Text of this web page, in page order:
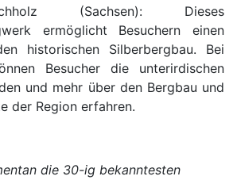
(Sachsen): Dieses
ermöglicht Besuchern einen
historischen Silberbergbau. Bei
Besucher die unterirdischen
und mehr über den Bergbau und
der Region erfahren.
die 30-ig bekanntesten